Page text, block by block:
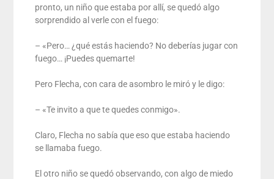
pronto, un niño que estaba por allí, se quedó algo
sorprendido al verle con el fuego:
– «Pero… ¿qué estás haciendo? No deberías jugar con
fuego… ¡Puedes quemarte!
Pero Flecha, con cara de asombro le miró y le digo:
– «Te invito a que te quedes conmigo».
Claro, Flecha no sabía que eso que estaba haciendo
se llamaba fuego.
El otro niño se quedó observando, con algo de miedo